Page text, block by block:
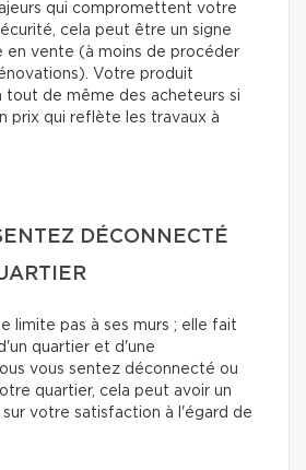
qui compromettent votre
cela peut être un signe
en vente (à moins de procéder
Votre produit
tout de même des acheteurs si
prix qui reflète les travaux à
DÉCONNECTÉ
limite pas à ses murs ; elle fait
quartier et d'une
vous sentez déconnecté ou
quartier, cela peut avoir un
votre satisfaction à l'égard de